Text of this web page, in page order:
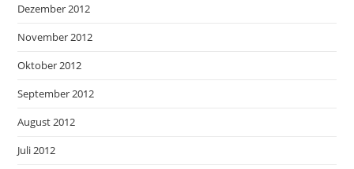
Dezember 2012
November 2012
Oktober 2012
September 2012
August 2012
Juli 2012